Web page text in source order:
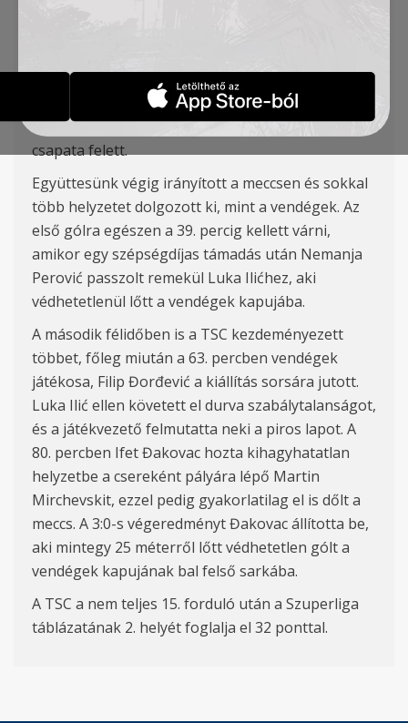
(Mirchevski 73′)
A TSC a Szuperliga 15. fordulójában hazai pályán
magabiztos 3:0-s győzelmet aratott a Voždovac
csapata felett.
Együttesünk végig irányított a meccsen és sokkal
több helyzetet dolgozott ki, mint a vendégek. Az
első gólra egészen a 39. percig kellett várni,
amikor egy szépségdíjas támadás után Nemanja
Perović passzolt remekül Luka Ilićhez, aki
védhetetlenül lőtt a vendégek kapujába.
A második félidőben is a TSC kezdeményezett
többet, főleg miután a 63. percben vendégek
játékosa, Filip Đorđević a kiállítás sorsára jutott.
Luka Ilić ellen követett el durva szabálytalanságot,
és a játékvezető felmutatta neki a piros lapot. A
80. percben Ifet Đakovac hozta kihagyhatatlan
helyzetbe a csereként pályára lépő Martin
Mirchevskit, ezzel pedig gyakorlatilag el is dőlt a
meccs. A 3:0-s végeredményt Đakovac állította be,
aki mintegy 25 méterről lőtt védhetetlen gólt a
vendégek kapujának bal felső sarkába.
A TSC a nem teljes 15. forduló után a Szuperliga
táblázatának 2. helyét foglalja el 32 ponttal.